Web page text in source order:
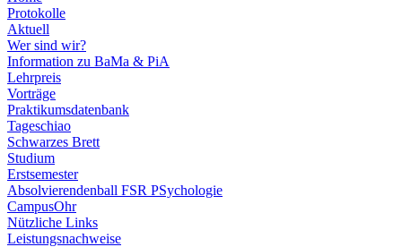
Protokolle
Aktuell
Wer sind wir?
Information zu BaMa & PiA
Lehrpreis
Vorträge
Praktikumsdatenbank
Tageschiao
Schwarzes Brett
Studium
Erstsemester
Absolvierendenball FSR PSychologie
CampusOhr
Nützliche Links
Leistungsnachweise